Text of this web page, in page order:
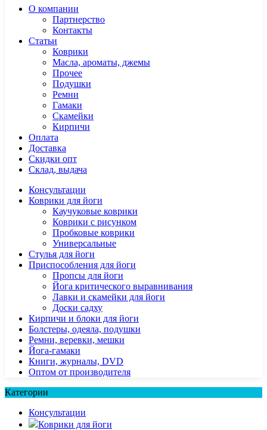
О компании
Партнерство
Контакты
Статьи
Коврики
Масла, ароматы, джемы
Прочее
Подушки
Ремни
Гамаки
Скамейки
Кирпичи
Оплата
Доставка
Скидки опт
Склад, выдача
Консультации
Коврики для йоги
Каучуковые коврики
Коврики с рисунком
Пробковые коврики
Универсальные
Стулья для йоги
Приспособления для йоги
Пропсы для йоги
Йога критического выравнивания
Лавки и скамейки для йоги
Доски садху
Кирпичи и блоки для йоги
Болстеры, одеяла, подушки
Ремни, веревки, мешки
Йога-гамаки
Книги, журналы, DVD
Оптом от производителя
Категории
Консультации
Коврики для йоги